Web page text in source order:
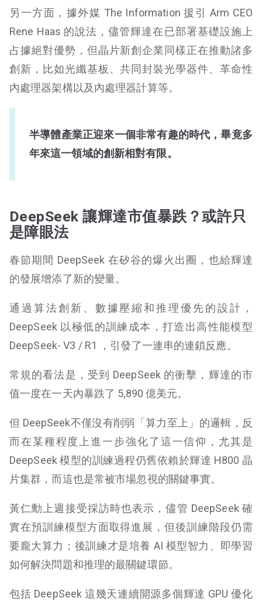
另一方面，據外媒 The Information 援引 Arm CEO
Rene Haas 的說法，儘管輝達在已部署基礎設施上
占據絕對優勢，但晶片新創企業同樣正在推動諸多
創新，比如光纖基板、共同封裝光學器件、革命性
內處理器架構以及內處理器計算等。
半導體產業正迎來一個非常有趣的時代，畢竟多
年來這一領域的創新相對有限。
DeepSeek 讓輝達市值暴跌？或許只
是障眼法
春節期間 DeepSeek 在矽谷的爆火出圈，也給輝達
的發展增添了新的變量。
通過算法創新、數據壓縮和推理優先的設計，
DeepSeek 以極低的訓練成本，打造出高性能模型
DeepSeek- V3 / R1 ，引發了一連串的連鎖反應。
常規的看法是，受到 DeepSeek 的衝擊，輝達的市
值一度在一天內暴跌了 5,890 億美元。
但 DeepSeek不僅沒有削弱「算力至上」的邏輯，反
而在某種程度上進一步強化了這一信仰，尤其是
DeepSeek 模型的訓練過程仍舊依賴於輝達 H800 晶
片集群，而這也是常被市場忽視的關鍵事實。
黃仁勳上週接受採訪時也表示，儘管 DeepSeek 確
實在預訓練模型方面取得進展，但後訓練階段仍需
要龐大算力；後訓練才是培養 AI 模型智力、即學習
如何解決問題和推理的最關鍵環節。
包括 DeepSeek 這幾天連續開源多個輝達 GPU 優化